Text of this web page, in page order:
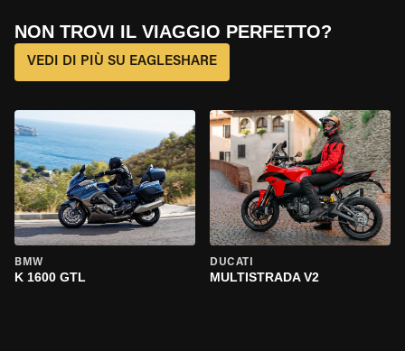
NON TROVI IL VIAGGIO PERFETTO?
VEDI DI PIÙ SU EAGLESHARE
BMW
K 1600 GTL
DUCATI
MULTISTRADA V2